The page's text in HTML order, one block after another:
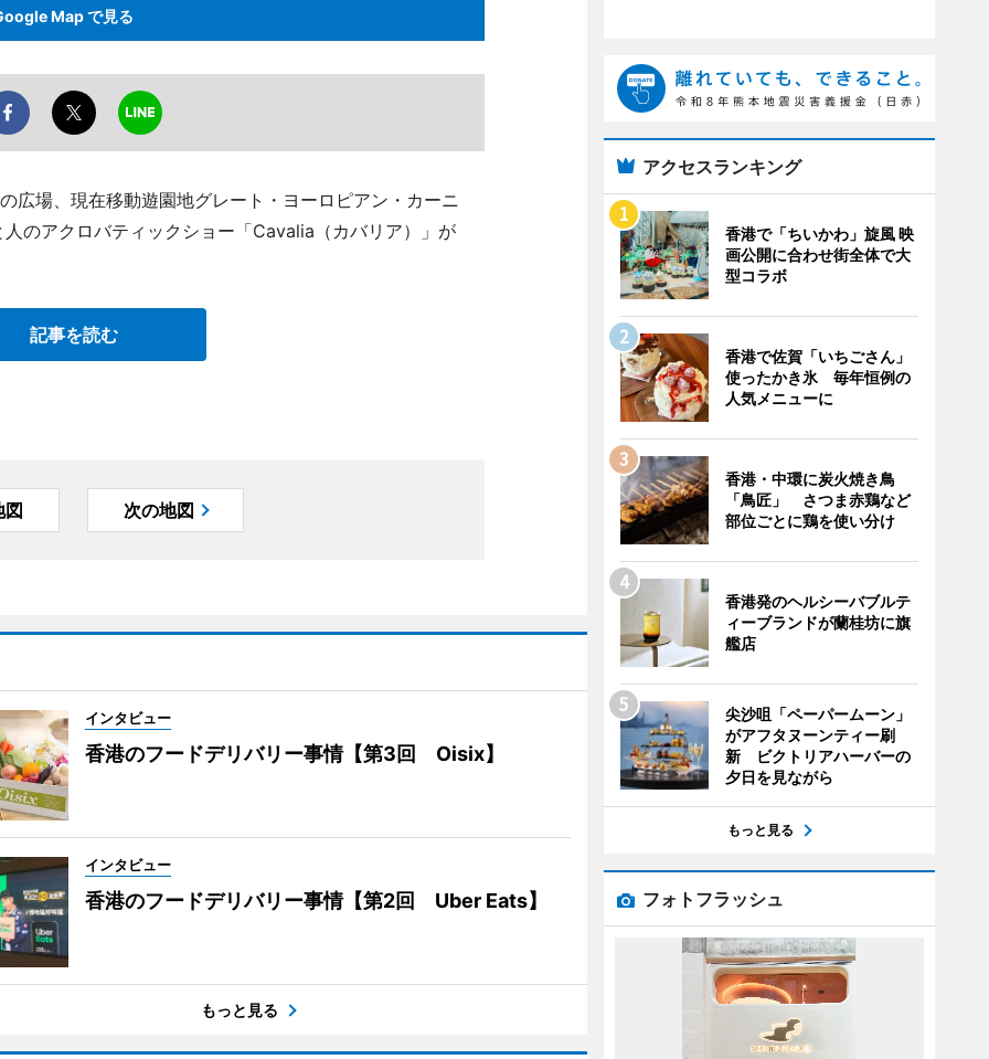
Map で見る
広場、現在移動遊園地グレート・ヨーロピアン・カーニ
のアクロバティックショー「Cavalia（カバリア）」が
記事を読む
図 次の地図
インタビュー
香港のフードデリバリー事情【第3回 Oisix】
インタビュー
香港のフードデリバリー事情【第2回 Uber Eats】
もっと見る
アクセスランキング
香港で「ちいかわ」旋風 映
画公開に合わせ街全体で大
型コラボ
香港で佐賀「いちごさん」
使ったかき氷 毎年恒例の
人気メニューに
香港・中環に炭火焼き鳥
「鳥匠」 さつま赤鶏など
部位ごとに鶏を使い分け
香港発のヘルシーバブルテ
ィーブランドが蘭桂坊に旗
艦店
尖沙咀「ペーパームーン」
がアフタヌーンティー刷
新 ビクトリアハーバーの
夕日を見ながら
もっと見る
フォトフラッシュ